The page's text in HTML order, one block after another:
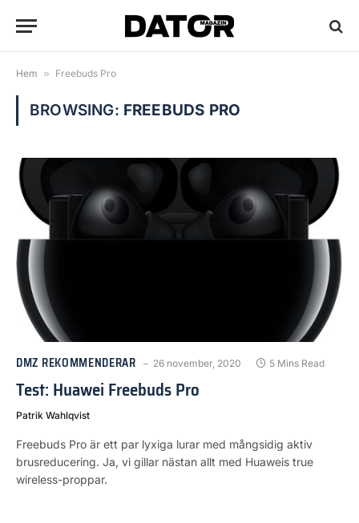
Hem » Freebuds Pro
BROWSING: FREEBUDS PRO
DMZ REKOMMENDERAR 26 november, 2020 5 Mins Read
Test: Huawei Freebuds Pro
Patrik Wahlqvist
Freebuds Pro är ett par lyxiga lurar med mångsidig aktiv
brusreducering. Ja, vi gillar nästan allt med Huaweis true
wireless-proppar.